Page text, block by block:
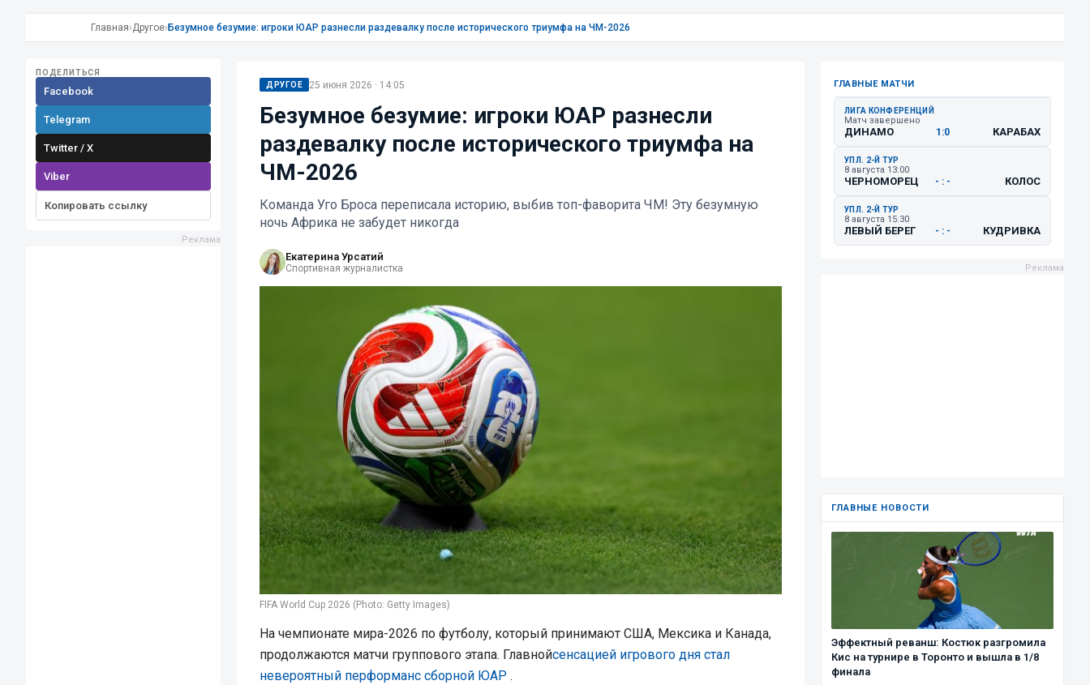
Главная›Другое› Безумное безумие: игроки ЮАР разнесли раздевалку после исторического триумфа на ЧМ-2026
ПОДЕЛИТЬСЯ
Facebook
Telegram
Twitter / X
Viber
Копировать ссылку
ДРУГОЕ 25 июня 2026 · 14:05
Безумное безумие: игроки ЮАР разнесли
раздевалку после исторического триумфа на
ЧМ-2026
Команда Уго Броса переписала историю, выбив топ-фаворита ЧМ! Эту безумную
ночь Африка не забудет никогда
Екатерина Урсатий
Спортивная журналистка
FIFA World Cup 2026 (Photo: Getty Images)
На чемпионате мира-2026 по футболу, который принимают США, Мексика и Канада,
продолжаются матчи группового этапа. Главнойсенсацией игрового дня стал
невероятный перформанс сборной ЮАР .
ГЛАВНЫЕ МАТЧИ
ЛИГА КОНФЕРЕНЦИЙ
Матч завершено
ДИНАМО 1:0 КАРАБАХ
УПЛ. 2-Й ТУР
8 августа 13:00
ЧЕРНОМОРЕЦ - : - КОЛОС
УПЛ. 2-Й ТУР
8 августа 15:30
ЛЕВЫЙ БЕРЕГ - : - КУДРИВКА
ГЛАВНЫЕ НОВОСТИ
Эффектный реванш: Костюк разгромила
Кис на турнире в Торонто и вышла в 1/8
финала